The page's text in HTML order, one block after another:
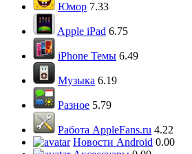
Юмор 7.33
Apple iPad 6.75
iPhone Темы 6.49
Музыка 6.19
Разное 5.79
Работа AppleFans.ru 4.22
Новости Android 0.00